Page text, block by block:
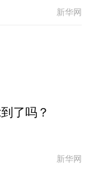
新华网
了吗？
新华网